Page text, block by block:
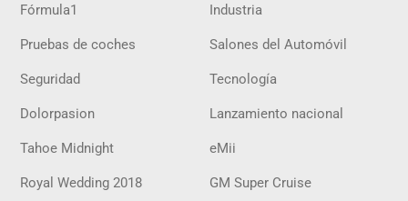
Fórmula1 Industria
Pruebas de coches Salones del Automóvil
Seguridad Tecnología
Dolorpasion Lanzamiento nacional
Tahoe Midnight eMii
Royal Wedding 2018 GM Super Cruise